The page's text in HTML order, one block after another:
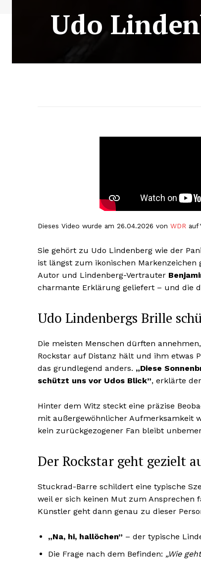
Udo
Dieses Video wurde am 26.04.2026 von WDR auf
Sie gehört zu Udo Lindenberg wie der
ist längst zum ikonischen
Autor und Lindenberg-Vertrauter
charmante Erklärung geliefert – und die
Udo Lindenbergs Brille
Die meisten Menschen dürften
Rockstar auf Distanz hält und ihm etwas
das grundlegend anders. „Diese
schützt uns vor Udos Blick”, erklärte
Hinter dem Witz steckt eine präzise
mit außergewöhnlicher Aufmerksamkeit
kein zurückgezogener Fan bleibt
Der Rockstar geht gezielt
Stuckrad-Barre schildert eine typische
weil er sich keinen Mut zum Ansprechen
Künstler geht dann genau zu dieser
„Na, hi, hallöchen” – der typische
Die Frage nach dem Befinden: „Wie